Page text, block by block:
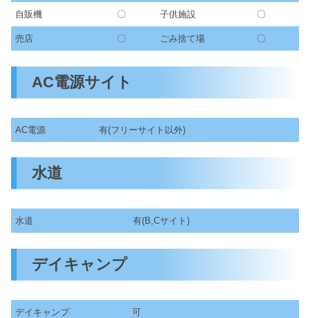
自販機 〇 子供施設 〇
売店 〇 ごみ捨て場 〇
AC電源サイト
AC電源 有(フリーサイト以外)
水道
水道 有(B,Cサイト)
デイキャンプ
デイキャンプ 可